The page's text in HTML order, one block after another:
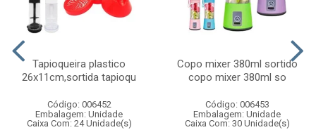
Tapioqueira plastico
26x11cm,sortida tapioqu
Código: 006452
Embalagem: Unidade
Caixa Com: 24 Unidade(s)
Copo mixer 380ml sortido
copo mixer 380ml so
Código: 006453
Embalagem: Unidade
Caixa Com: 30 Unidade(s)